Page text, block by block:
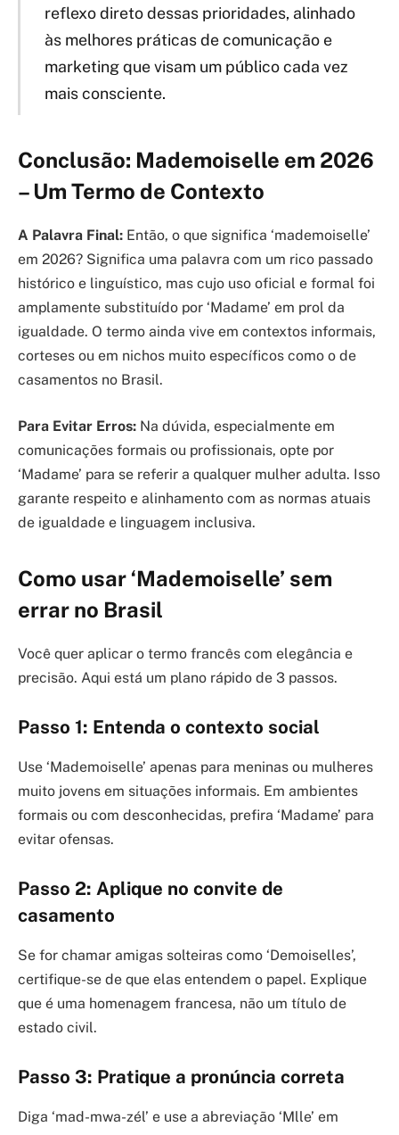
reflexo direto dessas prioridades, alinhado
às melhores práticas de comunicação e
marketing que visam um público cada vez
mais consciente.
Conclusão: Mademoiselle em 2026
– Um Termo de Contexto
A Palavra Final: Então, o que significa ‘mademoiselle’
em 2026? Significa uma palavra com um rico passado
histórico e linguístico, mas cujo uso oficial e formal foi
amplamente substituído por ‘Madame’ em prol da
igualdade. O termo ainda vive em contextos informais,
corteses ou em nichos muito específicos como o de
casamentos no Brasil.
Para Evitar Erros: Na dúvida, especialmente em
comunicações formais ou profissionais, opte por
‘Madame’ para se referir a qualquer mulher adulta. Isso
garante respeito e alinhamento com as normas atuais
de igualdade e linguagem inclusiva.
Como usar ‘Mademoiselle’ sem
errar no Brasil
Você quer aplicar o termo francês com elegância e
precisão. Aqui está um plano rápido de 3 passos.
Passo 1: Entenda o contexto social
Use ‘Mademoiselle’ apenas para meninas ou mulheres
muito jovens em situações informais. Em ambientes
formais ou com desconhecidas, prefira ‘Madame’ para
evitar ofensas.
Passo 2: Aplique no convite de
casamento
Se for chamar amigas solteiras como ‘Demoiselles’,
certifique-se de que elas entendem o papel. Explique
que é uma homenagem francesa, não um título de
estado civil.
Passo 3: Pratique a pronúncia correta
Diga ‘mad-mwa-zél’ e use a abreviação ‘Mlle’ em